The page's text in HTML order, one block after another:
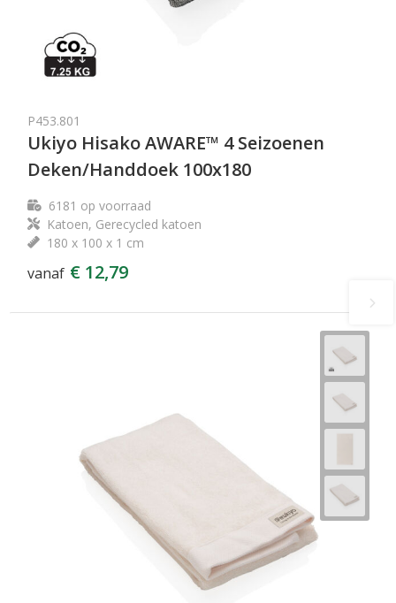
P453.801
Ukiyo Hisako AWARE™ 4 Seizoenen
Deken/Handdoek 100x180
6181 op voorraad
Katoen, Gerecycled katoen
180 x 100 x 1 cm
vanaf € 12,79